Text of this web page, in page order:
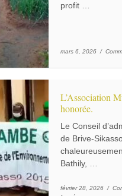
profit …
mars 6, 2026 /
L’Association
honorée.
Le Conseil
de Brive-
Bathily, …
février 28, 2026 /